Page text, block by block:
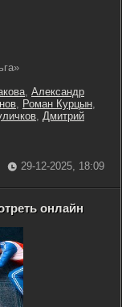
, Александр
, Роман Курцын,
, Дмитрий
29-12-2025, 18:09
онлайн